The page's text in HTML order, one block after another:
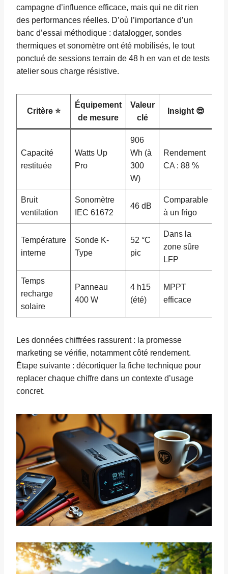
campagne d’influence efficace, mais qui ne dit rien
des performances réelles. D’où l’importance d’un
banc d’essai méthodique : datalogger, sondes
thermiques et sonomètre ont été mobilisés, le tout
ponctué de sessions terrain de 48 h en van et de tests
atelier sous charge résistive.
Critère ⭐
Équipement
de mesure
Valeur
clé
Insight 😎
Capacité
restituée
Watts Up
Pro
906
Wh (à
300
W)
Rendement
CA : 88 %
Bruit
ventilation
Sonomètre
IEC 61672
46 dB
Comparable
à un frigo
Température
interne
Sonde K-
Type
52 °C
pic
Dans la
zone sûre
LFP
Temps
recharge
solaire
Panneau
400 W
4 h15
(été)
MPPT
efficace
Les données chiffrées rassurent : la promesse
marketing se vérifie, notamment côté rendement.
Étape suivante : décortiquer la fiche technique pour
replacer chaque chiffre dans un contexte d’usage
concret.